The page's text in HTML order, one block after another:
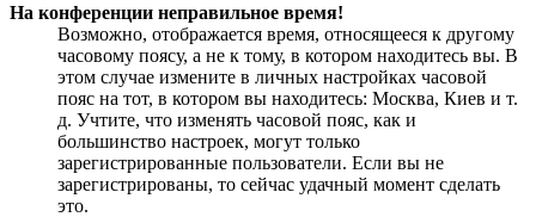
На конференции неправильное время!
Возможно, отображается время, относящееся к другому
часовому поясу, а не к тому, в котором находитесь вы. В
этом случае измените в личных настройках часовой
пояс на тот, в котором вы находитесь: Москва, Киев и т.
д. Учтите, что изменять часовой пояс, как и
большинство настроек, могут только
зарегистрированные пользователи. Если вы не
зарегистрированы, то сейчас удачный момент сделать
это.